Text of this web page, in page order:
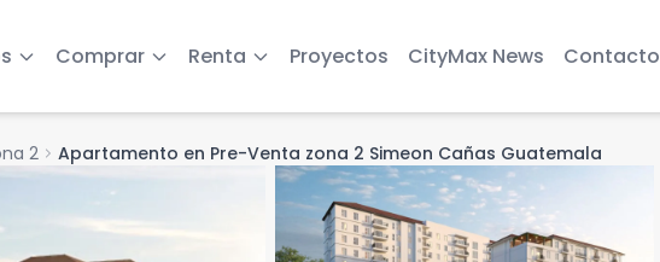
Comprar Renta Proyectos CityMax News Contacto
2 chevron_right Apartamento en Pre-Venta zona 2 Simeon Cañas Guatemala